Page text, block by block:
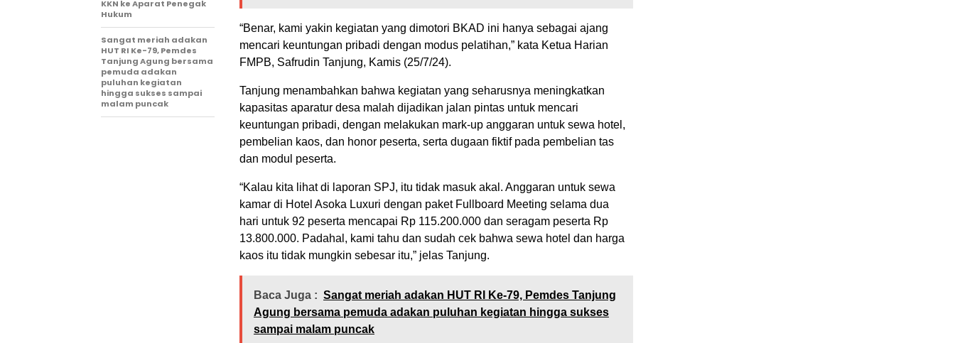
“Benar, kami yakin kegiatan yang dimotori BKAD ini hanya sebagai ajang
mencari keuntungan pribadi dengan modus pelatihan,” kata Ketua Harian
FMPB, Safrudin Tanjung, Kamis (25/7/24).
Tanjung menambahkan bahwa kegiatan yang seharusnya meningkatkan
kapasitas aparatur desa malah dijadikan jalan pintas untuk mencari
keuntungan pribadi, dengan melakukan mark-up anggaran untuk sewa hotel,
pembelian kaos, dan honor peserta, serta dugaan fiktif pada pembelian tas
dan modul peserta.
“Kalau kita lihat di laporan SPJ, itu tidak masuk akal. Anggaran untuk sewa
kamar di Hotel Asoka Luxuri dengan paket Fullboard Meeting selama dua
hari untuk 92 peserta mencapai Rp 115.200.000 dan seragam peserta Rp
13.800.000. Padahal, kami tahu dan sudah cek bahwa sewa hotel dan harga
kaos itu tidak mungkin sebesar itu,” jelas Tanjung.
Baca Juga : Sangat meriah adakan HUT RI Ke-79, Pemdes Tanjung
Agung bersama pemuda adakan puluhan kegiatan hingga sukses
sampai malam puncak
KKN ke Aparat Penegak
Hukum
Sangat meriah adakan
HUT RI Ke-79, Pemdes
Tanjung Agung bersama
pemuda adakan
puluhan kegiatan
hingga sukses sampai
malam puncak